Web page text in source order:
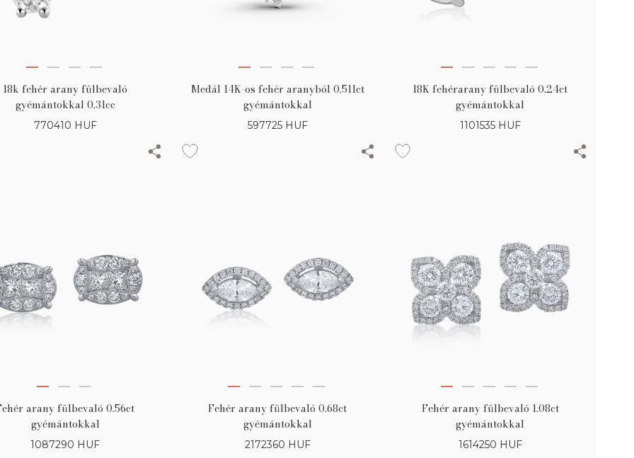
18k fehér arany fülbevaló
gyémántokkal 0,31cc
770410 HUF
Medál 14K-os fehér aranyból 0,511ct
gyémántokkal
597725 HUF
18K fehérarany fülbevaló 0.24ct
gyémántokkal
1101535 HUF
arany fülbevaló 0.56ct
gyémántokkal
1087290 HUF
Fehér arany fülbevaló 0.68ct
gyémántokkal
2172360 HUF
Fehér arany fülbevaló 1.08ct
gyémántokkal
1614250 HUF